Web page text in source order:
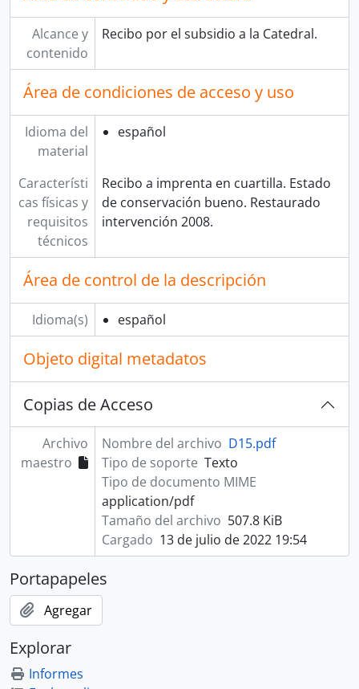
Alcance y
contenido
Recibo por el subsidio a la Catedral.
Área de condiciones de acceso y uso
Idioma del
material
español
Característi
cas físicas y
requisitos
técnicos
Recibo a imprenta en cuartilla. Estado
de conservación bueno. Restaurado
intervención 2008.
Área de control de la descripción
Idioma(s) español
Objeto digital metadatos
Copias de Acceso
Archivo
maestro
Nombre del archivo D15.pdf
Tipo de soporte Texto
Tipo de documento MIME
application/pdf
Tamaño del archivo 507.8 KiB
Cargado 13 de julio de 2022 19:54
Portapapeles
Agregar
Explorar
Informes